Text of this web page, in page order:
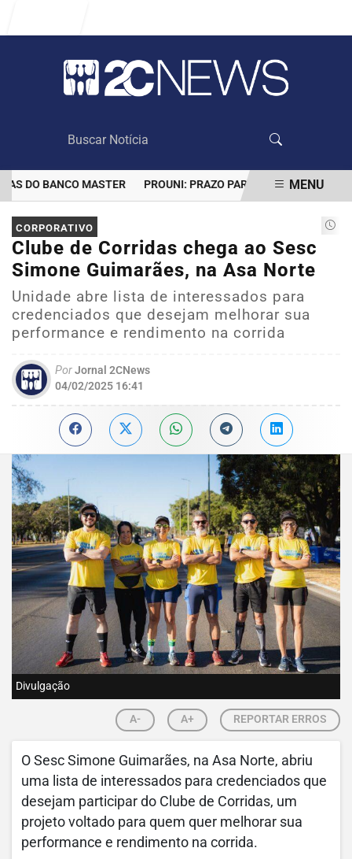
DO BANCO MASTER PROUNI: PRAZO PARA COMPROVAR
EM ALTA
MENU
CORPORATIVO
Clube de Corridas chega ao Sesc
Simone Guimarães, na Asa Norte
Unidade abre lista de interessados para
credenciados que desejam melhorar sua
performance e rendimento na corrida
PorJornal 2CNews
04/02/2025 16:41
Divulgação
A- A+ REPORTAR ERROS
O Sesc Simone Guimarães, na Asa Norte, abriu
uma lista de interessados para credenciados que
desejam participar do Clube de Corridas, um
projeto voltado para quem quer melhorar sua
performance e rendimento na corrida.